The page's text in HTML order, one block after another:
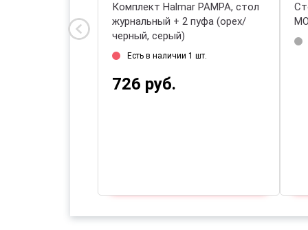
Комплект Halmar PAMPA, стол
журнальный + 2 пуфа (орех/
черный, серый)
Есть в наличии 1 шт.
726 руб.